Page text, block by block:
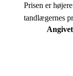
Prisen er
tandlægernes